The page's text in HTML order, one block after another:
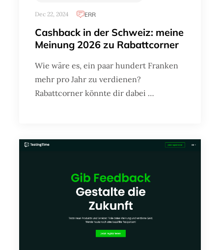
Dec 22, 2024 ERR
Cashback in der Schweiz: meine
Meinung 2026 zu Rabattcorner
Wie wäre es, ein paar hundert Franken
mehr pro Jahr zu verdienen?
Rabattcorner könnte dir dabei …